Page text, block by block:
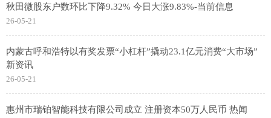
秋田微股东户数环比下降9.32% 今日大涨9.83%-当前信息
26-05-21
内蒙古呼和浩特以有奖发票“小杠杆”撬动23.1亿元消费“大市场”
新资讯
26-05-21
惠州市瑞铂智能科技有限公司成立 注册资本50万人民币 热闻